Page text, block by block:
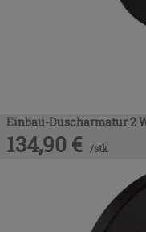
Einbau-Duscharmatur 2
134,90 € /stk